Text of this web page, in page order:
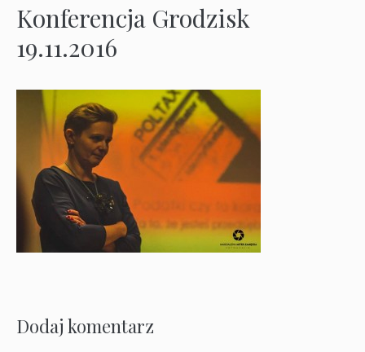
Konferencja Grodzisk
19.11.2016
Dodaj komentarz